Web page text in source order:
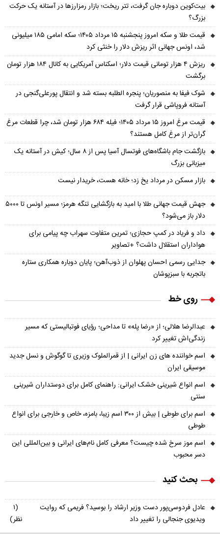
بیت‌کوین دوباره جان گرفت، تتر ریخت؛ بازار رمزارزها در آستانه یک حرکت
بزرگ؟
قیمت طلا و سکه امروز پنجشنبه ۱۵ مرداد ۱۴۰۵؛ سکه امامی ۱۸۵ میلیونی
شد، اونس جهانی اثر ریزش دلار را خنثی کرد
ریزش ۴ هزار تومانی قیمت دلار؛ اسکناس آمریکایی به کانال ۱۸۴ هزار تومان
برگشت
شوک فیفا به منصوریان؛ پنجره الطلبه بسته شد و انتقال پورعلی‌گنجی در
آستانه فروپاشی قرار گرفت
قیمت مرغ امروز ۱۵ مرداد ۱۴۰۵؛ فیله ۶۸۴ هزار تومان شد، چرا قطعات مرغ
گران‌تر از مرغ کامل هستند؟
بازگشت جام باشگاه‌های فوتسال آسیا پس از ۸ سال؛ کیش در آستانه یک
میزبانی بزرگ
بازار مسکن در مرداد یخ زد؛ خانه هست، خریدار نیست
جهش قیمت جهانی طلا با امید به بازگشایی تنگه هرمز؛ مسیر اونس تا ۵۰۰۰
دلار باز می‌شود؟
داد و فریاد در کمپ حجازی؛ تمرین متفاوت سهراب چه پیامی برای
هواداران استقلال داشت؟ +تصاویر
جدایی رسمی احسان پهلوان از ذوب‌آهن؛ پایان دوباره همکاری ستاره
باتجربه با سبزپوشان
روی خط
عبدالرضا هلالی؛ از «رضا پله» تا مداحی؛ رؤیای فوتبالیستی که مسیر
زندگی‌اش تغییر کرد
اسم خواننده های زن ایرانی | از قمرالملوک وزیری تا گوگوش و نسل جدید
موسیقی ایران
اسم انواع شیرینی خشک ایرانی: راهنمای کامل برای دوستداران شیرینی
سنتی
اسم برای طوطی | بیش از ۳۰۰ اسم زیبا، بامزه، خاص و خارجی برای انواع
طوطی
اسم موز سرخ شده چیست؟ معرفی کامل نام‌های ایرانی و بین‌المللی این
دسر محبوب
بحث کنید
عادل فردوسی‌پور دست وزیر ارشاد را بوسید؟ فریمی که روایت
ویدیوی جنجالی را تغییر داد
(۱
نظر)